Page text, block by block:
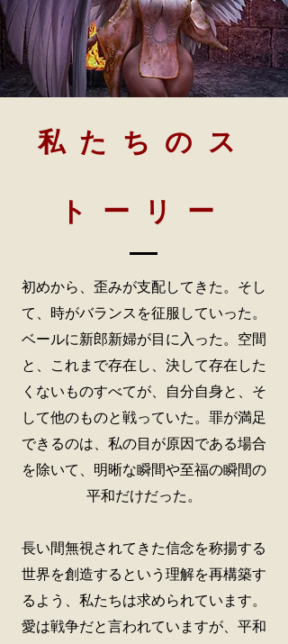
私たちのス
トーリー
初めから、歪みが支配してきた。そし
て、時がバランスを征服していった。
ベールに新郎新婦が目に入った。空間
と、これまで存在し、決して存在した
くないものすべてが、自分自身と、そ
して他のものと戦っていた。罪が満足
できるのは、私の目が原因である場合
を除いて、明晰な瞬間や至福の瞬間の
平和だけだった。
長い間無視されてきた信念を称揚する
世界を創造するという理解を再構築す
るよう、私たちは求められています。
愛は戦争だと言われていますが、平和